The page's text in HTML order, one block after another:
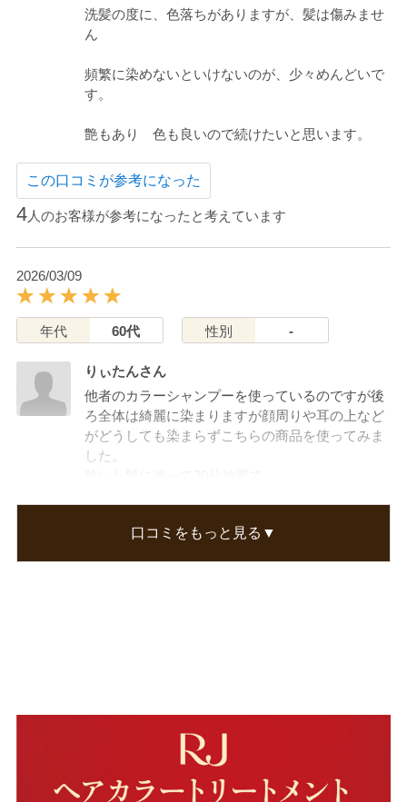
洗髪の度に、色落ちがありますが、髪は傷みませ
ん
頻繁に染めないといけないのが、少々めんどいで
す。
艶もあり 色も良いので続けたいと思います。
この口コミが参考になった
4人のお客様が参考になったと考えています
2026/03/09
年代 60代 性別 -
りぃたんさん
他者のカラーシャンプーを使っているのですが後
ろ全体は綺麗に染まりますが顔周りや耳の上など
がどうしても染まらずこちらの商品を使ってみま
した。
カラーシャンプーとの併用で
口コミをもっと見る▼